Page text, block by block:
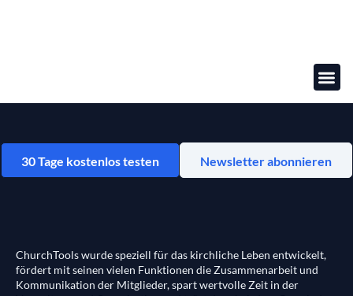
30 Tage kostenlos testen Newsletter abonnieren
ChurchTools wurde speziell für das kirchliche Leben entwickelt,
fördert mit seinen vielen Funktionen die Zusammenarbeit und
Kommunikation der Mitglieder, spart wertvolle Zeit in der